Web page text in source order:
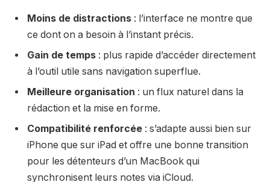
Moins de distractions : l’interface ne montre que
ce dont on a besoin à l’instant précis.
Gain de temps : plus rapide d’accéder directement
à l’outil utile sans navigation superflue.
Meilleure organisation : un flux naturel dans la
rédaction et la mise en forme.
Compatibilité renforcée : s’adapte aussi bien sur
iPhone que sur iPad et offre une bonne transition
pour les détenteurs d’un MacBook qui
synchronisent leurs notes via iCloud.